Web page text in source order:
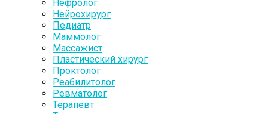
Нефролог
Нейрохирург
Педиатр
Маммолог
Массажист
Пластический хирург
Проктолог
Реабилитолог
Ревматолог
Терапевт